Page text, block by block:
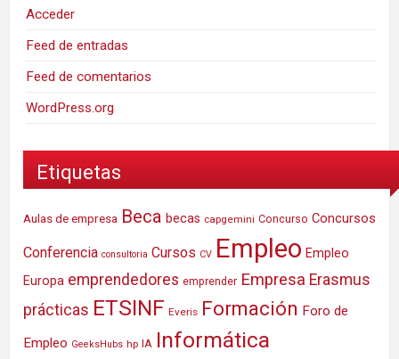
Acceder
Feed de entradas
Feed de comentarios
WordPress.org
Etiquetas
Aulas de empresa Beca becas capgemini Concurso Concursos
Conferencia consultoria Cursos CV Empleo Empleo
Europa emprendedores emprender Empresa Erasmus
prácticas ETSINF Everis Formación Foro de
Empleo GeeksHubs hp IA Informática